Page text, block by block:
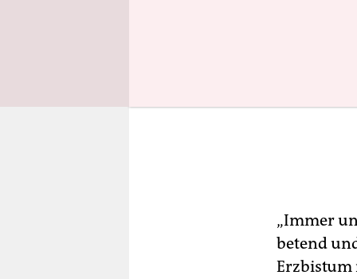
„Immer
betend
Erzbistum